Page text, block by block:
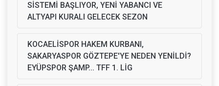
SİSTEMİ BAŞLIYOR, YENİ YABANCI VE
ALTYAPI KURALI GELECEK SEZON
KOCAELİSPOR HAKEM KURBANI,
SAKARYASPOR GÖZTEPE'YE NEDEN YENİLDİ?
EYÜPSPOR ŞAMP... TFF 1. LİG